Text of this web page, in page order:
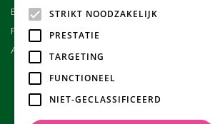
Betalen
Ruilen en retourneren
Algemene voorwaarden
STRIKT NOODZAKELIJK
PRESTATIE
TARGETING
FUNCTIONEEL
NIET-GECLASSIFICEERD